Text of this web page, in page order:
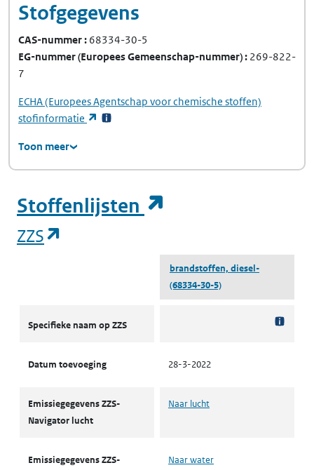
Stofgegevens
CAS-nummer 68334-30-5
EG-nummer(Europees Gemeenschap-nummer) 269-822-
7
ECHA(Europees Agentschap voor chemische stoffen)
stofinformatie
(opent in een nieuw tabblad)
Toon meer
Stoffenlijsten
ZZS
brandstoffen, diesel-
(68334-30-5)
Specifieke naam op ZZS
Datum toevoeging 28-3-2022
Emissiegegevens ZZS-
Navigator lucht
Naar lucht
Emissiegegevens ZZS-
Naar water